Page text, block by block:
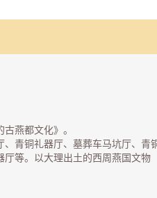
燕都文化》。
青铜礼器厅、墓葬车马坑厅、青
厅等。以大理出土的西周燕国文物